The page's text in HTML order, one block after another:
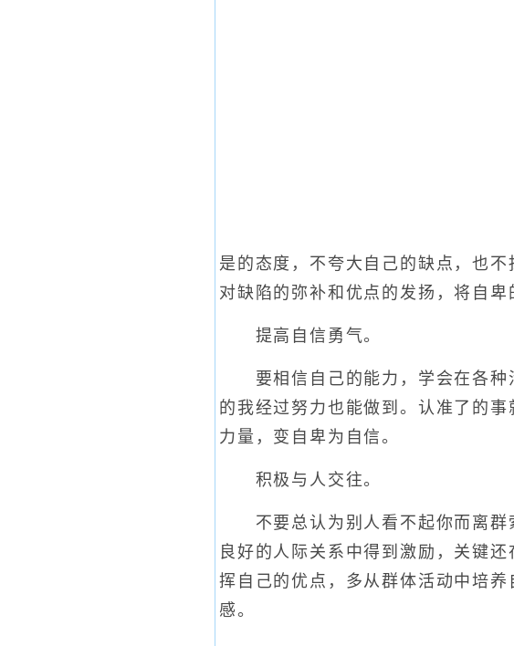
是的态度，不夸大自己的缺点，也
对缺陷的弥补和优点的发扬，将自
提高自信勇气。
要相信自己的能力，学会在各种
的我经过努力也能做到。认准了的
力量，变自卑为自信。
积极与人交往。
不要总认为别人看不起你而离群
良好的人际关系中得到激励，关键
挥自己的优点，多从群体活动中培
感。